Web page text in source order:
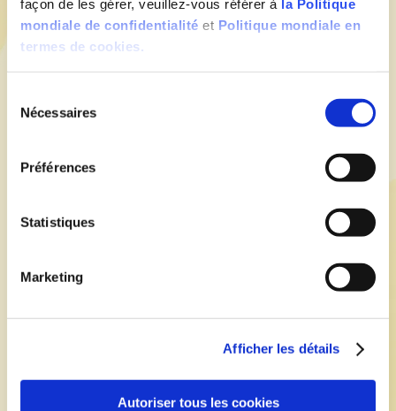
façon de les gérer, veuillez-vous référer à la Politique
mondiale de confidentialité et Politique mondiale en
termes de cookies.
Nécessaires
Préférences
Statistiques
Marketing
Afficher les détails
Autoriser tous les cookies
McCain